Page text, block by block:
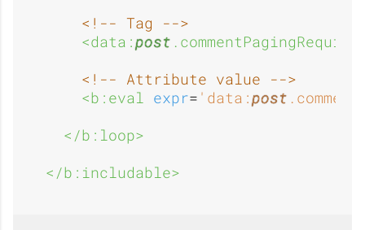
<!-- Tag -->
<data:post
<!-- Attribute value -->
<b:eval expr= 'data:post
</b:loop>
</b:includable>